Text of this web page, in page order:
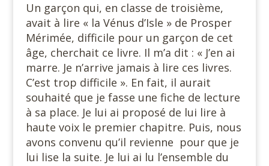
Un garçon qui, en classe de troisième,
avait à lire « la Vénus d’Isle » de Prosper
Mérimée, difficile pour un garçon de cet
âge, cherchait ce livre. Il m’a dit : « J’en ai
marre. Je n’arrive jamais à lire ces livres.
C’est trop difficile ». En fait, il aurait
souhaité que je fasse une fiche de lecture
à sa place. Je lui ai proposé de lui lire à
haute voix le premier chapitre. Puis, nous
avons convenu qu’il revienne pour que je
lui lise la suite. Je lui ai lu l’ensemble du